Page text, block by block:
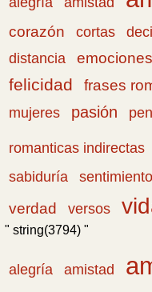
corazón
cortas
distancia emociones
felicidad frases
mujeres
pasión
romanticas indirectas
sabiduría
verdad
versos
" string(3794) "
alegría amistad